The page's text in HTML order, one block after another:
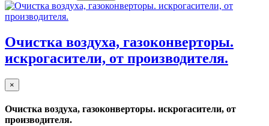
Очистка воздуха, газоконверторы.
искрогасители, от производителя.
×
Очистка воздуха, газоконверторы. искрогасители, от
производителя.